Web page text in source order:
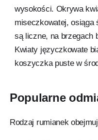
wysokości. Okrywa
miseczkowatej, osiąga
są liczne, na brzegach
Kwiaty języczkowate
koszyczka puste w
Popularne
Rodzaj rumianek